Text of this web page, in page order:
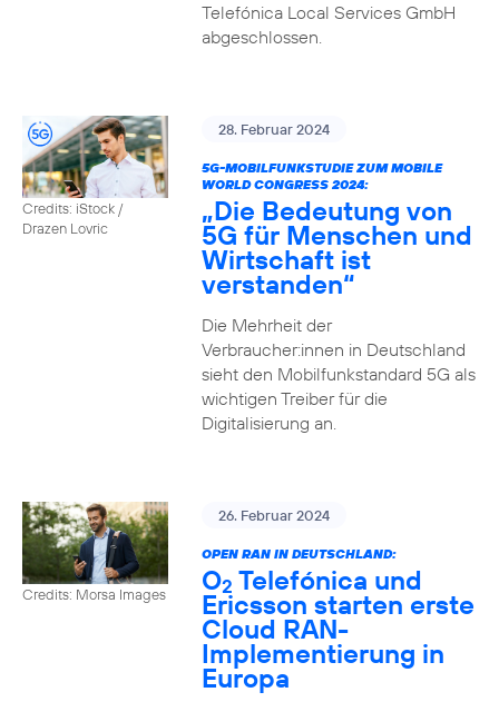
Telefónica Local Services GmbH
abgeschlossen.
Credits: iStock /
Drazen Lovric
28. Februar 2024
5G-MOBILFUNKSTUDIE ZUM MOBILE
WORLD CONGRESS 2024:
„Die Bedeutung von
5G für Menschen und
Wirtschaft ist
verstanden“
Die Mehrheit der
Verbraucher:innen in Deutschland
sieht den Mobilfunkstandard 5G als
wichtigen Treiber für die
Digitalisierung an.
Credits: Morsa Images
26. Februar 2024
OPEN RAN IN DEUTSCHLAND:
O2 Telefónica und
Ericsson starten erste
Cloud RAN-
Implementierung in
Europa